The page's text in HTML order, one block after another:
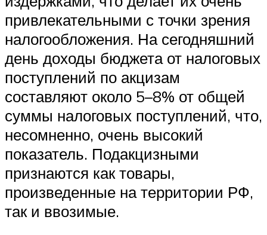
привлекательными с точки зрения
налогообложения. На сегодняшний
день доходы бюджета от налоговых
поступлений по акцизам
составляют около 5–8% от общей
суммы налоговых поступлений, что,
несомненно, очень высокий
показатель. Подакцизными
признаются как товары,
произведенные на территории РФ,
так и ввозимые.